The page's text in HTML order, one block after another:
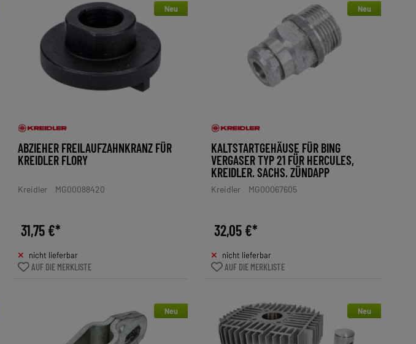
Neu
ABZIEHER FREILAUFZAHNKRANZ FÜR
KREIDLER FLORY
Kreidler MG00088420
31,75 €*
nicht lieferbar
AUF DIE MERKLISTE
Neu
KALTSTARTGEHÄUSE FÜR BING
VERGASER TYP 21 FÜR HERCULES,
KREIDLER, SACHS, ZÜNDAPP
Kreidler MG00067605
32,05 €*
nicht lieferbar
AUF DIE MERKLISTE
Neu Neu